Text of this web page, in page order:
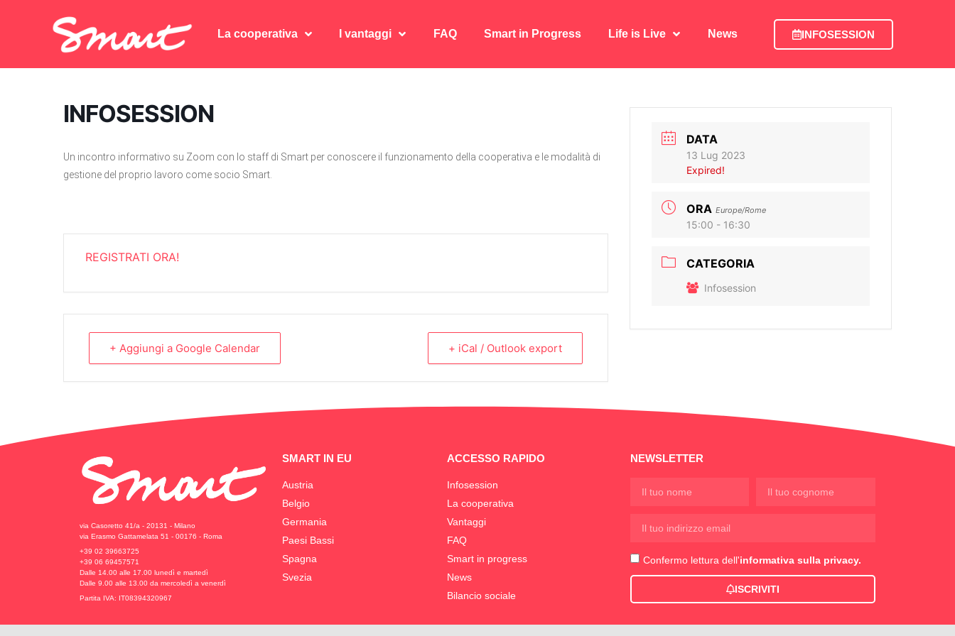
La cooperativa I vantaggi FAQ Smart in Progress Life is Live News
INFOSESSION
INFOSESSION
Un incontro informativo su Zoom con lo staff di Smart per conoscere il funzionamento della cooperativa e le modalità di
gestione del proprio lavoro come socio Smart.
REGISTRATI ORA!
+ Aggiungi a Google Calendar + iCal / Outlook export
DATA
13 Lug 2023
Expired!
ORA Europe/Rome
15:00 - 16:30
CATEGORIA
Infosession
via Casoretto 41/a - 20131 - Milano
via Erasmo Gattamelata 51 - 00176 - Roma
+39 02 39663725
+39 06 69457571
Dalle 14.00 alle 17.00 lunedì e martedì
Dalle 9.00 alle 13.00 da mercoledì a venerdì
Partita IVA: IT08394320967
SMART IN EU
Austria
Belgio
Germania
Paesi Bassi
Spagna
Svezia
ACCESSO RAPIDO
Infosession
La cooperativa
Vantaggi
FAQ
Smart in progress
News
Bilancio sociale
NEWSLETTER
Confermo lettura dell'informativa sulla privacy.
ISCRIVITI